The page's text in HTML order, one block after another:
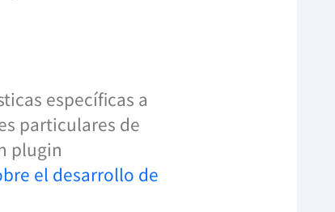
específicas a
particulares de
plugin
el desarrollo de